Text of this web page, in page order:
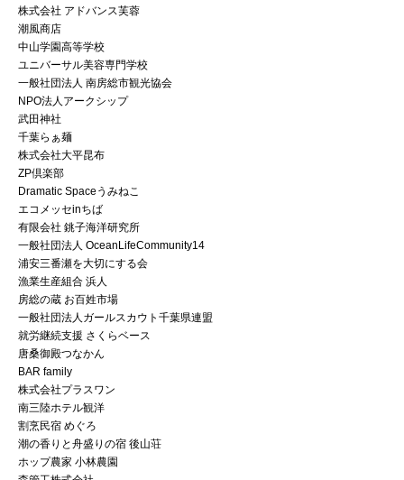
株式会社 アドバンス芙蓉
潮風商店
中山学園高等学校
ユニバーサル美容専門学校
一般社団法人 南房総市観光協会
NPO法人アークシップ
武田神社
千葉らぁ麺
株式会社大平昆布
ZP倶楽部
Dramatic Spaceうみねこ
エコメッセinちば
有限会社 銚子海洋研究所
一般社団法人 OceanLifeCommunity14
浦安三番瀬を大切にする会
漁業生産組合 浜人
房総の蔵 お百姓市場
一般社団法人ガールスカウト千葉県連盟
就労継続支援 さくらベース
唐桑御殿つなかん
BAR family
株式会社プラスワン
南三陸ホテル観洋
割烹民宿 めぐろ
潮の香りと舟盛りの宿 後山荘
ホップ農家 小林農園